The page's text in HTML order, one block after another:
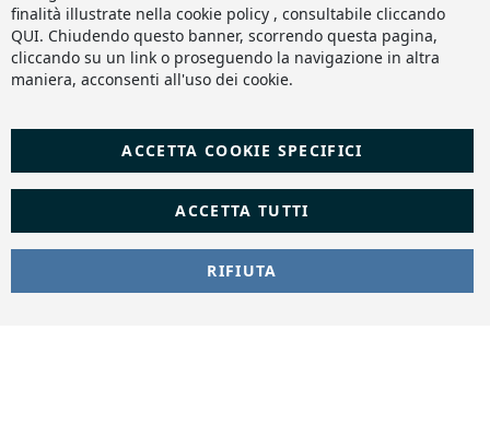
finalità illustrate nella cookie policy , consultabile cliccando
QUI. Chiudendo questo banner, scorrendo questa pagina,
cliccando su un link o proseguendo la navigazione in altra
maniera, acconsenti all'uso dei cookie.
ACCETTA TUTTI
ACCETTA COOKIE SPECIFICI
RIFIUTA